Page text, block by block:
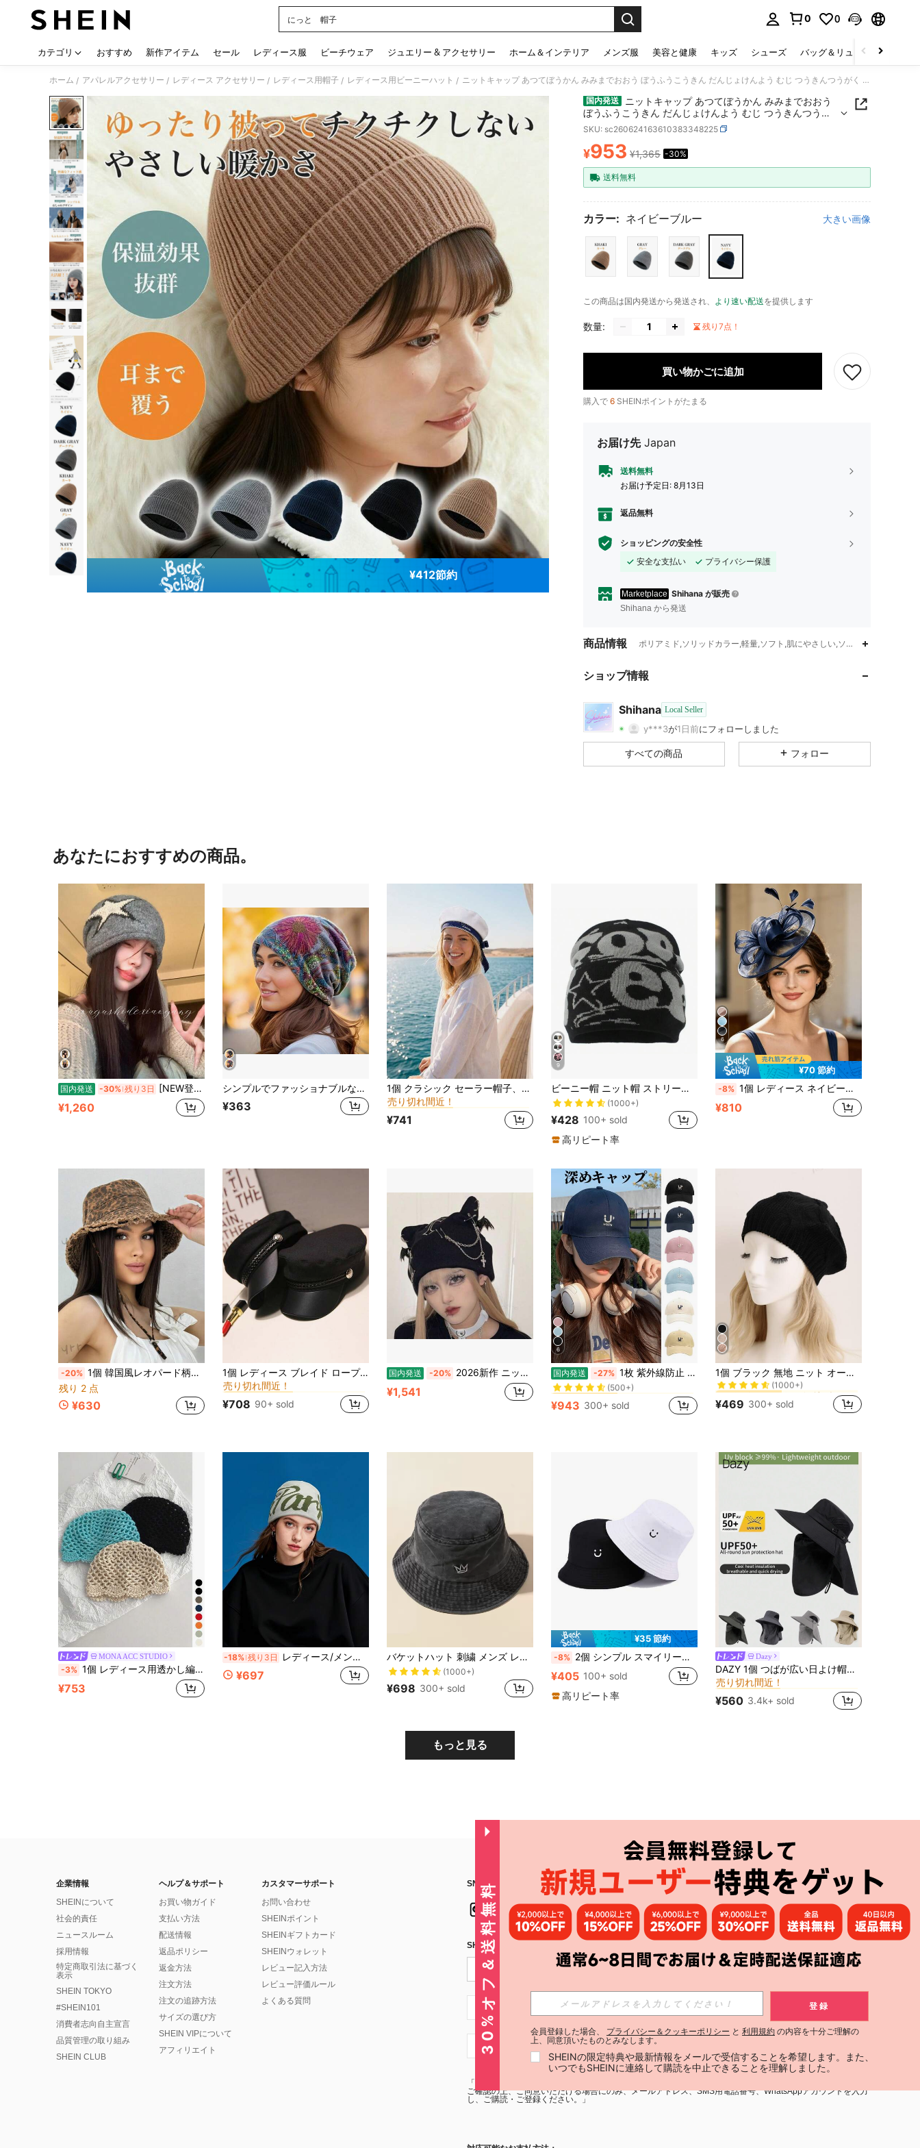
にっと 帽子
0 0
カテゴリ おすすめ 新作アイテム セール レディース服 ビーチウェア ジュエリー & アクセサリー ホーム＆インテリア メンズ服 美容と健康 キッズ シューズ バッグ＆リュック
ホーム / アパレルアクセサリー / レディース アクセサリー / レディース用帽子 / レディース用ビーニーハット / ニットキャップ あつてぼうかん みみまでおおう ぼうふうこうきん だんじょけんよう むじ つうきんつうがく ふりーさいず
¥412節約
国内発送
ニットキャップ あつてぼうかん みみまでおおう
ぼうふうこうきん だんじょけんよう むじ つうきんつうが
く ふりーさいず
SKU: sc260624163610383348225
PRICE AND AVAILABILITY
¥953 ¥1,365 -30%
送料無料
カラー: ネイビーブルー 大きい画像
この商品は国内発送から発送され、 より速い配送を提供します
数量: 残り7点！
買い物かごに追加
購入で 6 SHEINポイントがたまる
お届け先 Japan
送料無料
お届け予定日: 8月13日
返品無料
ショッピングの安全性
安全な支払い
プライバシー保護
Marketplace Shihana が販売
Shihana から発送
商品情報 ポリアミド,ソリッドカラー,軽量,ソフト,肌にやさしい,ソフト&軽量,通気性,
ショップ情報
Shihana Local Seller
4.75 35
y***3が1日前にフォローしました
4.75 評価 35 商品 1 フォロワー
すべての商品 フォロー
あなたにおすすめの商品。
国内発送 -30% 残り3日 [NEW登場]ニット帽子 レディース 春 秋 冬 耳カバー 防風 防寒 キャップ ファッション おしゃれ 折りたたみ ハット かわいい ストリート系 韓国ファッション 帽子 1XL5
¥1,260
シンプルでファッショナブルなボヘミアン風プリント ルーズビーニー、伸縮性ヘッドバンド、2way使用フラワーキャップ&スカーフ、女性のアウトドアレジャースポーツ冬秋に適しています
¥363
1個 クラシック セーラー帽子、ヴィンテージ セーラーキャップ、ユニセックス ネイビー帽子、リボン付き かわいい帽子、ボウ ベレー帽、レター刺繍 フラットトップ ネイビーキャップ、パーティーとコスプレアクセサリー
#9 ベストセラー に 海軍 帽子
売り切れ間近！
#9 ベストセラー
売り切れ間近！
#9 ベストセラー
売り切れ間近！
#9 ベストセラー
¥741
9
ビーニー帽 ニット帽 ストリートファッション キャップ レディース
(1000+)
¥428 100+ sold
高リピート率
6
¥70 節約
-8% 1個 レディース ネイビーブルー オーガンジー フレンチ エレガント ヴィンテージ ファシネーター 帽子、競馬、アフタヌーンティー、ウェディングドレスに合わせやすい、アップスタイル、ハーフアップ、ショートヘアにフィット、高級感のあるエレガントで繊細、柔軟に着用可能、シック&エレガント
¥810
-20% 1個 韓国風レオパード柄バケットハット、カジュアル女性用 春/夏 多用途 小顔効果 ワイドブリム 薄手 日よけ帽子
残り 2 点
¥630
1個 レディース ブレイド ロープ アンカー 無地 ファッション ブリムド ベレー帽、画家の帽子、トップハット、日本と韓国のスタイルのオクタゴナル ニューズボーイハット、デイリーアウトインやショッピングに
#10 ベストセラー に 大学服 アクセサリー
売り切れ間近！
#10 ベストセラー
売り切れ間近！
#10 ベストセラー
売り切れ間近！
#10 ベストセラー に 大学服 アクセサリー
¥708 90+ sold
国内発送 -20% 2026新作 ニット帽 猫耳 帽子 レディース クロスチャーム チェーン ゴシック パンク サブカル 地雷系 Y2K 韓国風 ダークガーリー ストリート モード系 ユニセックス
¥1,541
6
国内発送 -27% 1枚 紫外線防止 野球帽 カジュアル Baseball Cap キャップ レディース メンズ 大きいサイズ 綿 ランニング 無地 小顔効果
#4 ベストセラー
ネイビーブルー 女性の野球帽
(500+)
#4 ベストセラー
(500+)
#4 ベストセラー
(500+)
#4 ベストセラー
ネイビーブルー 女性の野球帽
¥943 300+ sold
1個 ブラック 無地 ニット オーバーサイズ ベレー帽 軽量 弾性 ニット帽 エレガントな質感 防寒 秋冬 学校
#3 ベストセラー
に エレガントなシティストリートスタイル 女性の帽子
(1000+)
#3 ベストセラー
(1000+)
#3 ベストセラー
(1000+)
#3 ベストセラー
に エレガントなシティストリートスタイル 女性の帽子
¥469 300+ sold
MONA ACC STUDIO
-3% 1個 レディース用透かし編みニット帽、夏用ヴィンテージ多用途ハンドメイド編み込みヘッドラップビーニー、薄手フェイススリミングスローチキャップ、春/夏マカロンカラープルオン日よけヘッドラップ、カジュアルファッショナブルビーニー
¥753
-18% 残り3日 レディース/メンズ ニットビーニー、ファッショングラフィックビーニー、スキー、ヒップホップスタイル、ヘッドスカーフ着用に適しています
¥697
バケットハット 刺繍 メンズ レディース ストリート キャップ
(1000+)
¥698 300+ sold
¥35 節約
-8% 2個 シンプル スマイリーフェイス 柄 ユニセックス バケットハット、ファッション&アウトドア旅行用、カジュアルウェアに最適、最高の休日のギフト
¥405 100+ sold
高リピート率
Dazy
DAZY 1個 つばが広い日よけ帽子、サマーアウトドアハイキング用、日よけ、防風、蚊よけ
#1 ベストセラー
売り切れ間近！
#1 ベストセラー
売り切れ間近！
#1 ベストセラー
売り切れ間近！
#1 ベストセラー ブラック ウィメンズバケットハット
¥560 3.4k+ sold
もっと見る
企業情報
SHEINについて
社会的責任
ニュースルーム
採用情報
特定商取引法に基づく
表示
SHEIN TOKYO
#SHEIN101
消費者志向自主宣言
品質管理の取り組み
SHEIN CLUB
ヘルプ＆サポート
お買い物ガイド
支払い方法
配送情報
返品ポリシー
返金方法
注文方法
注文の追跡方法
サイズの選び方
SHEIN VIPについて
アフィリエイト
カスタマーサポート
お問い合わせ
SHEINポイント
SHEINギフトカード
SHEINウォレット
レビュー記入方法
レビュー評価ルール
よくある質問
SNSフォローはこちら： アプリ
SHEIN STYLE NEWSを購読する
購読
JP + 81 登録する
JP + 81
「SHEIN STYLE NEWSの購読には「
ご確認の上、ご同意いただける場合にのみ、メールアドレス、SMS用電話番号、WhatsAppアカウントを入力
し、ご購読・ご登録ください。」
30%オフ＆送料無料 登録
会員登録した場合、 プライバシー＆クッキーポリシー と 利用規約 の内容を十分ご理解の
上、同意頂いたものとみなします。
SHEINの限定特典や最新情報をメールで受信することを希望します。また、
いつでもSHEINに連絡して購読を中止できることを理解しました。